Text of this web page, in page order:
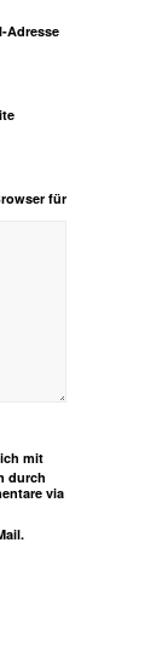
Adresse
für
mit
durch
via